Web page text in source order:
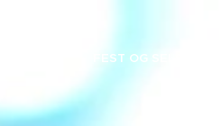
FEST OG SELSKAP